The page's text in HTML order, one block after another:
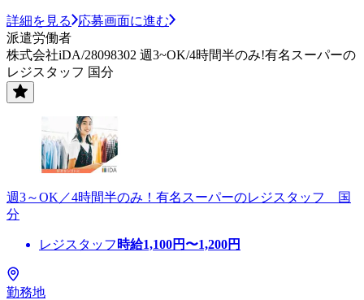
詳細を見る
応募画面に進む
派遣労働者
株式会社iDA/28098302 週3~OK/4時間半のみ!有名スーパーの
レジスタッフ 国分
週3～OK／4時間半のみ！有名スーパーのレジスタッフ 国
分
レジスタッフ 時給1,100円〜1,200円
勤務地